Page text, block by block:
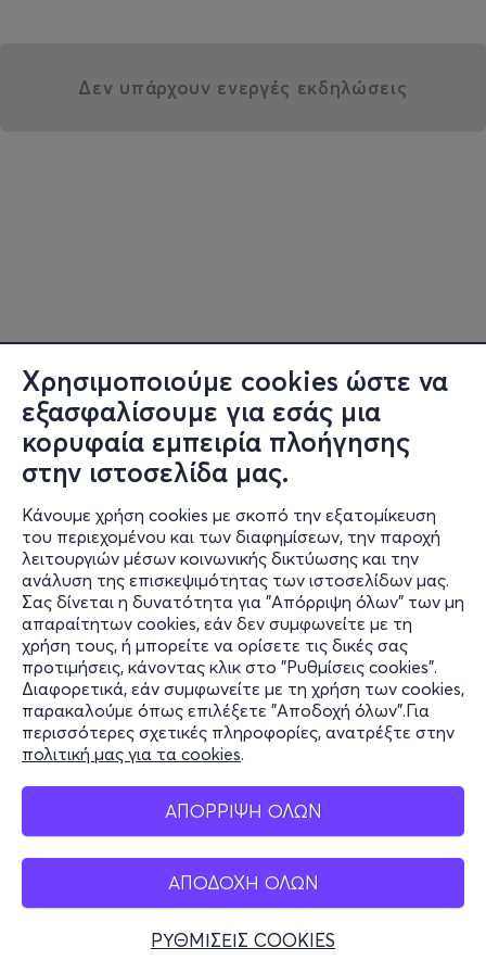
Χρησιμοποιούμε cookies ώστε να
εξασφαλίσουμε για εσάς μια
κορυφαία εμπειρία πλοήγησης
στην ιστοσελίδα μας.
Κάνουμε χρήση cookies με σκοπό την εξατομίκευση
του περιεχομένου και των διαφημίσεων, την παροχή
λειτουργιών μέσων κοινωνικής δικτύωσης και την
ανάλυση της επισκεψιμότητας των ιστοσελίδων μας.
Σας δίνεται η δυνατότητα για "Απόρριψη όλων" των μη
απαραίτητων cookies, εάν δεν συμφωνείτε με τη
χρήση τους, ή μπορείτε να ορίσετε τις δικές σας
προτιμήσεις, κάνοντας κλικ στο "Ρυθμίσεις cookies".
Διαφορετικά, εάν συμφωνείτε με τη χρήση των cookies,
παρακαλούμε όπως επιλέξετε "Αποδοχή όλων".Για
περισσότερες σχετικές πληροφορίες, ανατρέξτε στην
πολιτική μας για τα cookies.
ΑΠΟΡΡΙΨΗ ΟΛΩΝ
ΑΠΟΔΟΧΗ ΟΛΩΝ
ΡΥΘΜΙΣΕΙΣ COOKIES
Δεν υπάρχουν ενεργές εκδηλώσεις